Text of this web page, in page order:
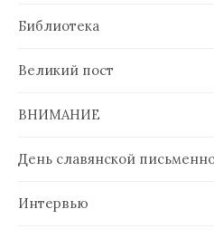
Библиотека
Великий пост
ВНИМАНИЕ
День славянской
Интервью